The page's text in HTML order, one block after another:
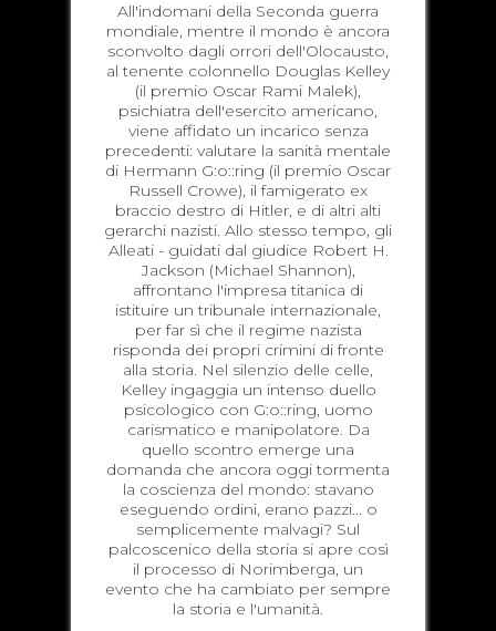
All'indomani della Seconda guerra
mondiale, mentre il mondo è ancora
sconvolto dagli orrori dell'Olocausto,
al tenente colonnello Douglas Kelley
(il premio Oscar Rami Malek),
psichiatra dell'esercito americano,
viene affidato un incarico senza
precedenti: valutare la sanità mentale
di Hermann G:o::ring (il premio Oscar
Russell Crowe), il famigerato ex
braccio destro di Hitler, e di altri alti
gerarchi nazisti. Allo stesso tempo, gli
Alleati - guidati dal giudice Robert H.
Jackson (Michael Shannon),
affrontano l'impresa titanica di
istituire un tribunale internazionale,
per far sì che il regime nazista
risponda dei propri crimini di fronte
alla storia. Nel silenzio delle celle,
Kelley ingaggia un intenso duello
psicologico con G:o::ring, uomo
carismatico e manipolatore. Da
quello scontro emerge una
domanda che ancora oggi tormenta
la coscienza del mondo: stavano
eseguendo ordini, erano pazzi... o
semplicemente malvagi? Sul
palcoscenico della storia si apre così
il processo di Norimberga, un
evento che ha cambiato per sempre
la storia e l'umanità.